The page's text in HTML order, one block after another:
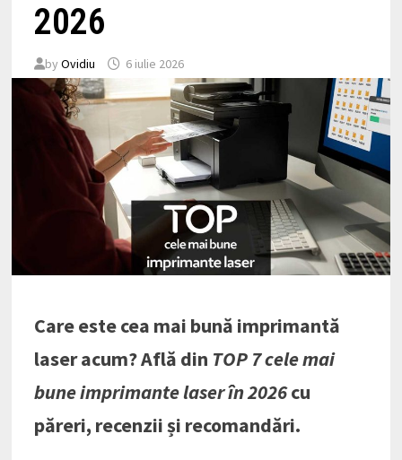
2026
byOvidiu 6 iulie 2026
Care este cea mai bună imprimantă
laser acum? Află din TOP 7 cele mai
bune imprimante laser în 2026cu
păreri, recenzii și recomandări.